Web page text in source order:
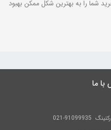
شما را به بهترین شکل ممکن بهبود
ما
91099935-021